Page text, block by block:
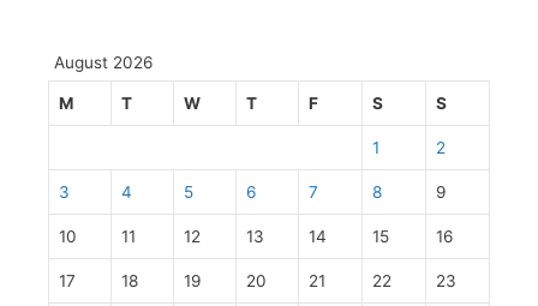
August 2026
M T W T F S S
1 2
3 4 5 6 7 8 9
10 11 12 13 14 15 16
17 18 19 20 21 22 23